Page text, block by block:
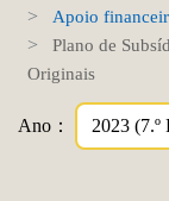
Apoio
Plano de
Originais
Ano：